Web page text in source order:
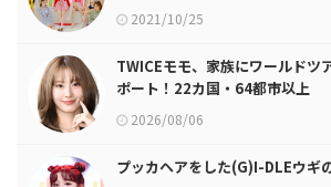
2021/10/25
TWICEモモ、家族にワールドツ
ポート！22カ国・64都市以上
2026/08/06
プッカヘアをした(G)I-DLEウギ